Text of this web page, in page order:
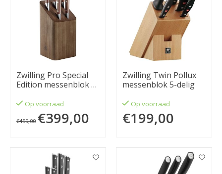
Zwilling Pro Special
Edition messenblok 5-
Op voorraad
€459,00 €399,00
Zwilling Twin Pollux
messenblok 5-delig
Op voorraad
€199,00